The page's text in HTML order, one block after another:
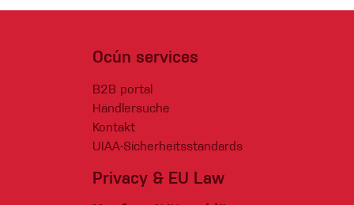
Ocún services
B2B portal
Händlersuche
Kontakt
UIAA-Sicherheitsstandards
Privacy & EU Law